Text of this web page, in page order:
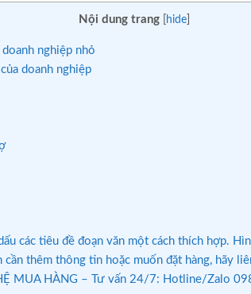
Nội dung trang hide
nghiệp nhỏ
doanh nghiệp
các tiêu đề đoạn văn một cách thích hợp.
cần thêm thông tin hoặc muốn đặt hàng, hãy
MUA HÀNG – Tư vấn 24/7: Hotline/Zalo